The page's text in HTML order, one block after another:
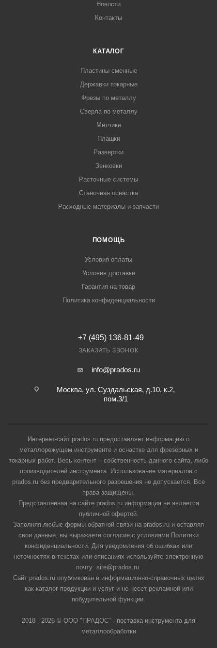
Новости
Контакты
КАТАЛОГ
Пластины сменные
Державки токарные
Фрезы по металлу
Сверла по металлу
Метчики
Плашки
Развертки
Зенковки
Расточные системы
Станочная оснастка
Расходные материалы и запчасти
ПОМОЩЬ
Условия оплаты
Условия доставки
Гарантия на товар
Политика конфиденциальности
+7 (495) 136-81-49
ЗАКАЗАТЬ ЗВОНОК
info@prados.ru
Москва, ул. Суздальская, д.10, к.2,
пом.3/1
Интернет-сайт prados.ru предоставляет информацию о
металлорежущем инструменте и оснастке для фрезерных и
токарных работ. Весь контент – собственность данного сайта, либо
производителей инструмента. Использование материалов с
prados.ru без предварительного разрешения не допускается. Все
права защищены.
Представленная на сайте prados.ru информация не является
публичной офертой.
Заполняя любые формы обратной связи на prados.ru и оставляя
свои данные, вы выражаете согласие с условиями Политики
конфиденциальности. Для уведомления об ошибках или
неточностях в текстах или описаниях используйте электронную
почту: site@prados.ru.
Сайт prados.ru опубликован в информационно-справочных целях
как каталог продукции и услуг и не несет рекламной или
побудительной функции.
2018 - 2026 © ООО "ПРАДОС" - поставка инструмента для
металлообработки